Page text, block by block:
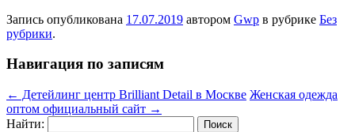
Запись опубликована 17.07.2019 автором Gwp в рубрике Без
рубрики.
Навигация по записям
← Детейлинг центр Brilliant Detail в Москве Женская одежда
оптом официальный сайт →
Найти: